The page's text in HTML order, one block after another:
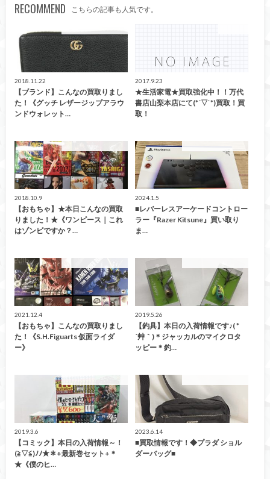
RECOMMEND こちらの記事も人気です。
2018.11.22
【ブランド】こんなの買取りまし
た！《グッチ レザージップアラウ
ンドウォレット…
2017.9.23
★生活家電★買取強化中！！万代
書店山梨本店にて(*´▽`*)買取！買
取！
2018.10.9
【おもちゃ】★本日こんなの買取
りました！★《ワンピース｜これ
はゾンビですか？…
2024.1.5
■レバーレスアーケードコントロー
ラー『Razer Kitsune』買い取り
ま…
2021.12.4
【おもちゃ】こんなの買取りまし
た！《S.H.Figuarts 仮面ライダ
ー》
2019.5.26
【釣具】本日の入荷情報です♪( *
´艸｀)＊ジャッカルのマイクロタ
ッピー＊釣…
2019.3.6
【コミック】本日の入荷情報～！
(≧▽≦)ﾉﾉ★＊+最新巻セット+＊
★《僕のヒ…
2023.6.14
■買取情報です！◆プラダ ショル
ダーバッグ■